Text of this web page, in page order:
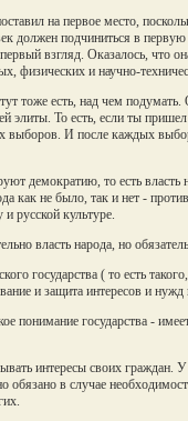
на первое место,
должен подчиниться в
взгляд. Оказалось, что
физических и научно-
тоже есть, над чем
То есть, если ты
выборов. И после каждых
демократию, то есть
как не было, так и нет -
русской культуре.
власть народа, но
государства ( то есть
и защита интересов и
понимание государства -
интересы своих граждан.
обязано в случае